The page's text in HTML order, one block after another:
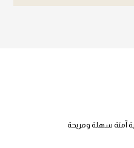
آمنة سهلة ومريحة